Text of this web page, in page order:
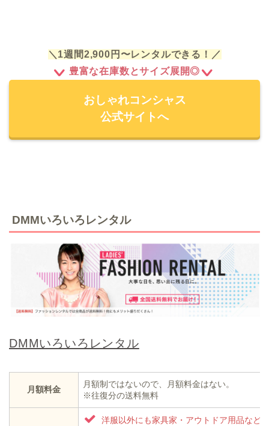
＼1週間2,900円〜レンタルできる！／
豊富な在庫数とサイズ展開◎
おしゃれコンシャス
公式サイトへ
DMMいろいろレンタル
DMMいろいろレンタル
月額料金
月額制ではないので、月額料金はない。
※往復分の送料無料
洋服以外にも家具家・アウトドア用品など